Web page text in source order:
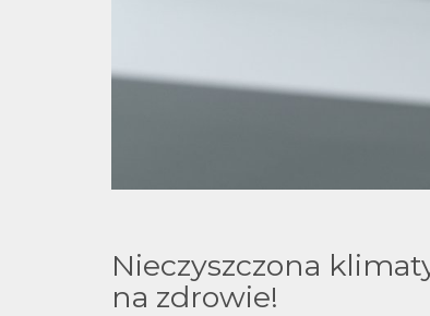
Nieczyszczona
na zdrowie!